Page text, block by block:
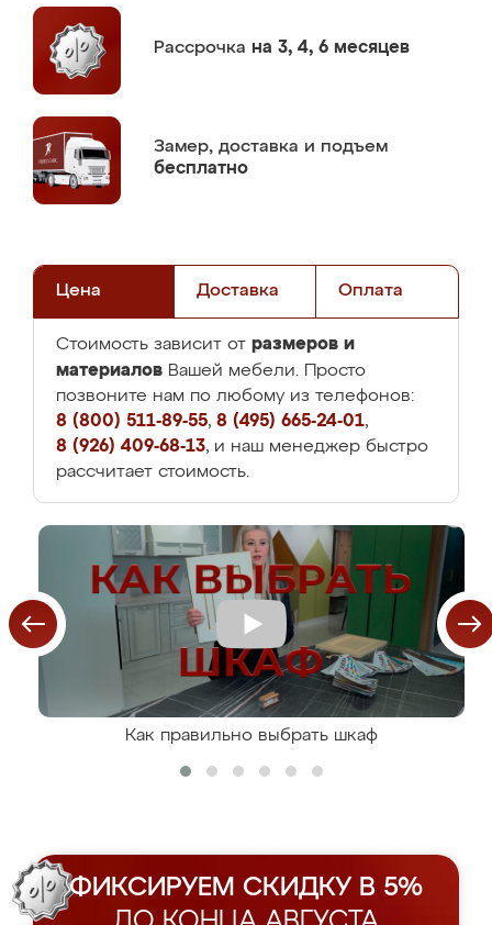
Рассрочка на 3, 4, 6 месяцев
Замер, доставка и подъем
бесплатно
Цена Доставка Оплата
Стоимость зависит от размеров и
материалов Вашей мебели. Просто
позвоните нам по любому из телефонов:
8 (800) 511-89-55, 8 (495) 665-24-01,
8 (926) 409-68-13, и наш менеджер быстро
рассчитает стоимость.
Как правильно выбрать шкаф
ФИКСИРУЕМ СКИДКУ В 5%